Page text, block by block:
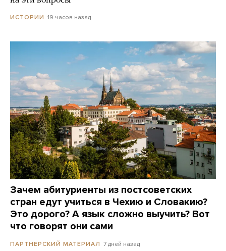
ИСТОРИИ 19 часов назад
Зачем абитуриенты из постсоветских
стран едут учиться в Чехию и Словакию?
Это дорого? А язык сложно выучить? Вот
что говорят они сами
ПАРТНЕРСКИЙ МАТЕРИАЛ 7 дней назад